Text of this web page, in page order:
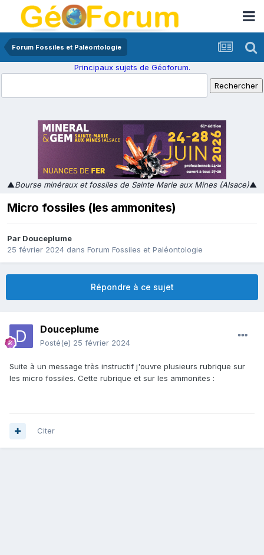
Forum Fossiles et Paléontologie
Principaux sujets de Géoforum.
▲Bourse minéraux et fossiles de Sainte Marie aux Mines (Alsace)▲
Micro fossiles (les ammonites)
Par Douceplume
25 février 2024 dans Forum Fossiles et Paléontologie
Répondre à ce sujet
Douceplume
Posté(e) 25 février 2024
Suite à un message très instructif j'ouvre plusieurs rubrique sur
les micro fossiles. Cette rubrique et sur les ammonites :
Citer